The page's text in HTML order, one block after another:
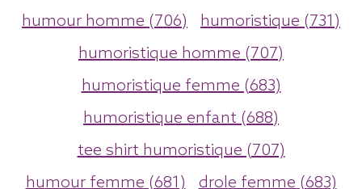
humour homme (706)
humoristique (731)
humoristique homme (707)
humoristique femme (683)
humoristique enfant (688)
tee shirt humoristique (707)
humour femme (681)
drole femme (683)